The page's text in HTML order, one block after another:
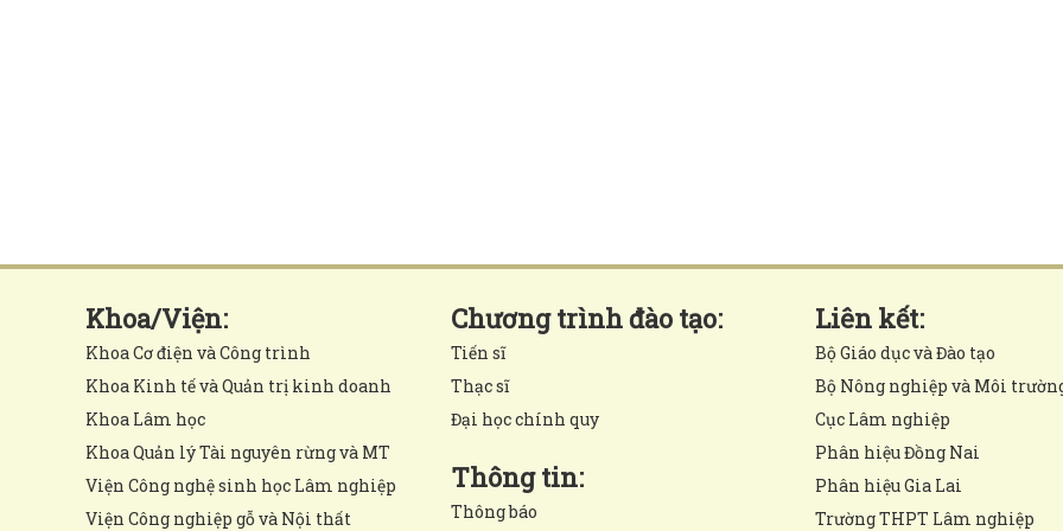
Khoa/Viện:
Khoa Cơ điện và Công trình
Khoa Kinh tế và Quản trị kinh doanh
Khoa Lâm học
Khoa Quản lý Tài nguyên rừng và MT
Viện Công nghệ sinh học Lâm nghiệp
Viện Công nghiệp gỗ và Nội thất
Chương trình đào tạo:
Tiến sĩ
Thạc sĩ
Đại học chính quy
Thông tin:
Thông báo
Liên kết:
Bộ Giáo dục và Đào tạo
Bộ Nông nghiệp và Môi
Cục Lâm nghiệp
Phân hiệu Đồng Nai
Phân hiệu Gia Lai
Trường THPT Lâm nghiệp